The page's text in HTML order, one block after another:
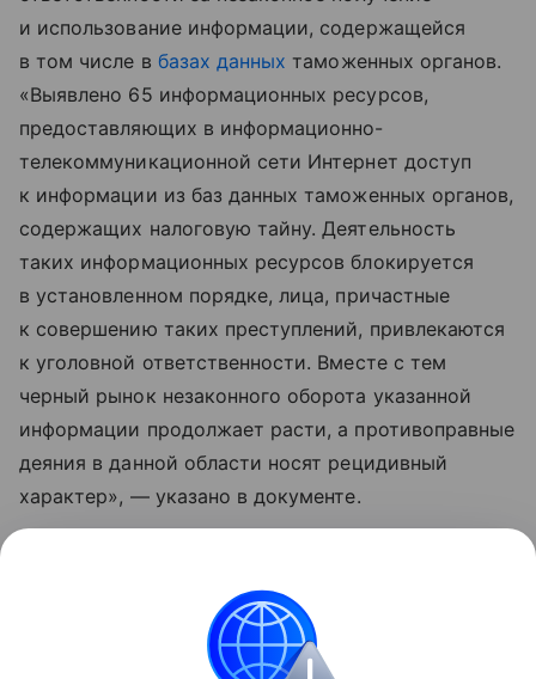
и использование информации, содержащейся
в том числе в базах данных таможенных органов.
«Выявлено 65 информационных ресурсов,
предоставляющих в информационно-
телекоммуникационной сети Интернет доступ
к информации из баз данных таможенных органов,
содержащих налоговую тайну. Деятельность
таких информационных ресурсов блокируется
в установленном порядке, лица, причастные
к совершению таких преступлений, привлекаются
к уголовной ответственности. Вместе с тем
черный рынок незаконного оборота указанной
информации продолжает расти, а противоправные
деяния в данной области носят рецидивный
характер», — указано в документе.
База данных: виды и принцип работы
В статье мы расскажем о базах данных (БД) и
программах, которые ими управляют.